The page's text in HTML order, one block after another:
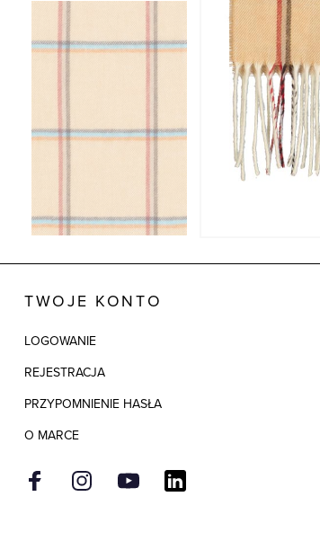
TWOJE KONTO
LOGOWANIE
REJESTRACJA
PRZYPOMNIENIE HASŁA
O MARCE